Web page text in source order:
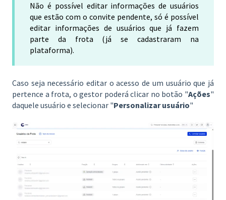
Não é possível editar informações de usuários
que estão com o convite pendente, só é possível
editar informações de usuários que já fazem
parte da frota (já se cadastraram na
plataforma).
Caso seja necessário editar o acesso de um usuário que já
pertence a frota, o gestor poderá clicar no botão "Ações"
daquele usuário e selecionar "Personalizar usuário"